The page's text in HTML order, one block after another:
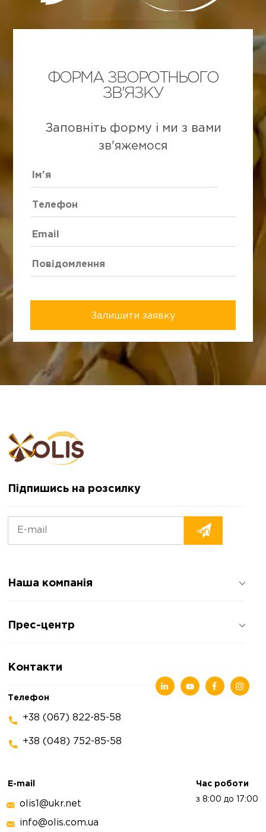
ФОРМА ЗВОРОТНЬОГО
ЗВ'ЯЗКУ
Заповніть форму і ми з вами
зв'яжемося
Підпишись на розсилку
Наша компанія
Відгуки про компанію
Прес-центр
Статті
Контакти
Телефон
+38 (067) 822-85-58
+38 (048) 752-85-58
E-mail
olis1@ukr.net
info@olis.com.ua
Час роботи
з 8:00 до 17:00